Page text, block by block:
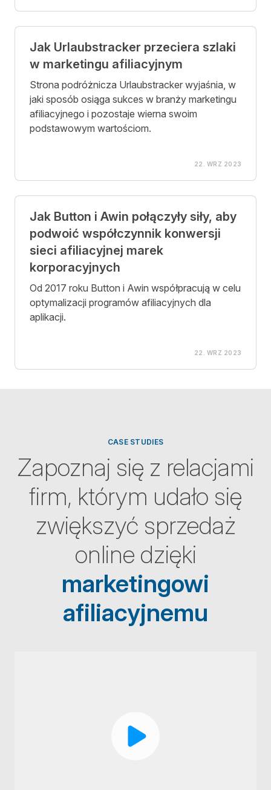
Jak Urlaubstracker przeciera szlaki
w marketingu afiliacyjnym
Strona podróżnicza Urlaubstracker wyjaśnia, w
jaki sposób osiąga sukces w branży marketingu
afiliacyjnego i pozostaje wierna swoim
podstawowym wartościom.
22. WRZ 2023
Jak Button i Awin połączyły siły, aby
podwoić współczynnik konwersji
sieci afiliacyjnej marek
korporacyjnych
Od 2017 roku Button i Awin współpracują w celu
optymalizacji programów afiliacyjnych dla
aplikacji.
22. WRZ 2023
CASE STUDIES
Zapoznaj się z relacjami
firm, którym udało się
zwiększyć sprzedaż
online dzięki
marketingowi
afiliacyjnemu